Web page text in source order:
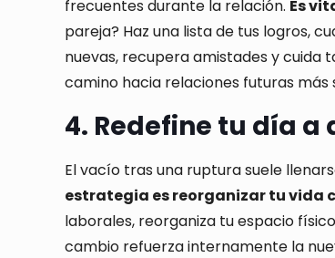
frecuentes durante la relación. Es
pareja? Haz una lista de tus logros,
nuevas, recupera amistades y
camino hacia relaciones futuras más
4. Redefine tu día
El vacío tras una ruptura suele
estrategia es reorganizar tu vida
laborales, reorganiza tu espacio
cambio refuerza internamente la